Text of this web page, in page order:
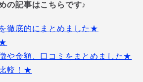
の記事はこちらです♪
徹底的にまとめました★
や金額、口コミをまとめました★
較！★